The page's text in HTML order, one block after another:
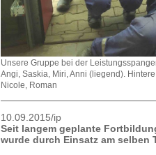
Unsere Gruppe bei der
Angi, Saskia, Miri, Anni (liegend).
Nicole, Roman
10.09.2015/ip
Seit langem geplante
wurde durch Einsatz am selben